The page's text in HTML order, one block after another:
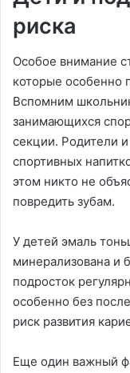
риска
Особое внимание
которые особенно
Вспомним
занимающихся
секции. Родители
спортивных
этом никто не
повредить зубам.
У детей эмаль
минерализована и
подросток
особенно без
риск развития
Еще один важный